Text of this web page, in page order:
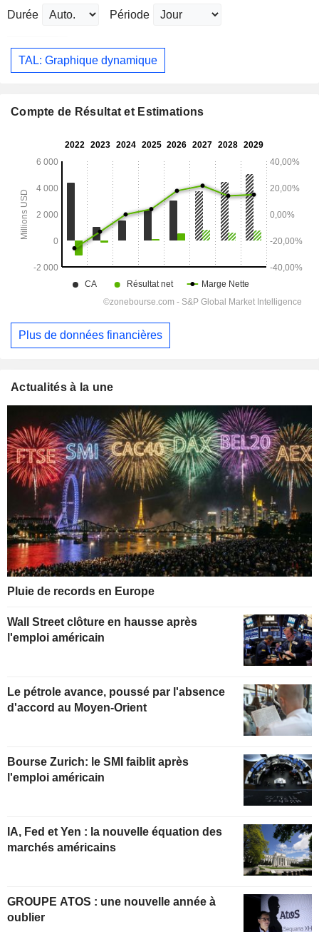
Durée Période
TAL: Graphique dynamique
Compte de Résultat et Estimations
Plus de données financières
Actualités à la une
Pluie de records en Europe
Wall Street clôture en hausse après
l'emploi américain
Le pétrole avance, poussé par l'absence
d'accord au Moyen-Orient
Bourse Zurich: le SMI faiblit après
l'emploi américain
IA, Fed et Yen : la nouvelle équation des
marchés américains
GROUPE ATOS : une nouvelle année à
oublier